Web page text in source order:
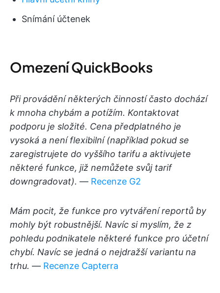
Snímání účtenek
Omezení QuickBooks
Při provádění některých činností často dochází
k mnoha chybám a potížím. Kontaktovat
podporu je složité. Cena předplatného je
vysoká a není flexibilní (například pokud se
zaregistrujete do vyššího tarifu a aktivujete
některé funkce, již nemůžete svůj tarif
downgradovat). — Recenze G2
Mám pocit, že funkce pro vytváření reportů by
mohly být robustnější. Navíc si myslím, že z
pohledu podnikatele některé funkce pro účetní
chybí. Navíc se jedná o nejdražší variantu na
trhu. — Recenze Capterra